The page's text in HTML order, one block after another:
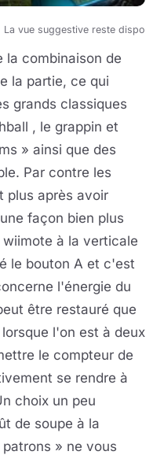
La vue suggestive reste dispo
la combinaison de
la partie, ce qui
grands classiques
, le grappin et
» ainsi que des
Par contre les
plus après avoir
façon bien plus
à la verticale
le bouton A et c'est
l'énergie du
être restauré que
l'on est à deux
le compteur de
se rendre à
choix un peu
de soupe à la
» ne vous